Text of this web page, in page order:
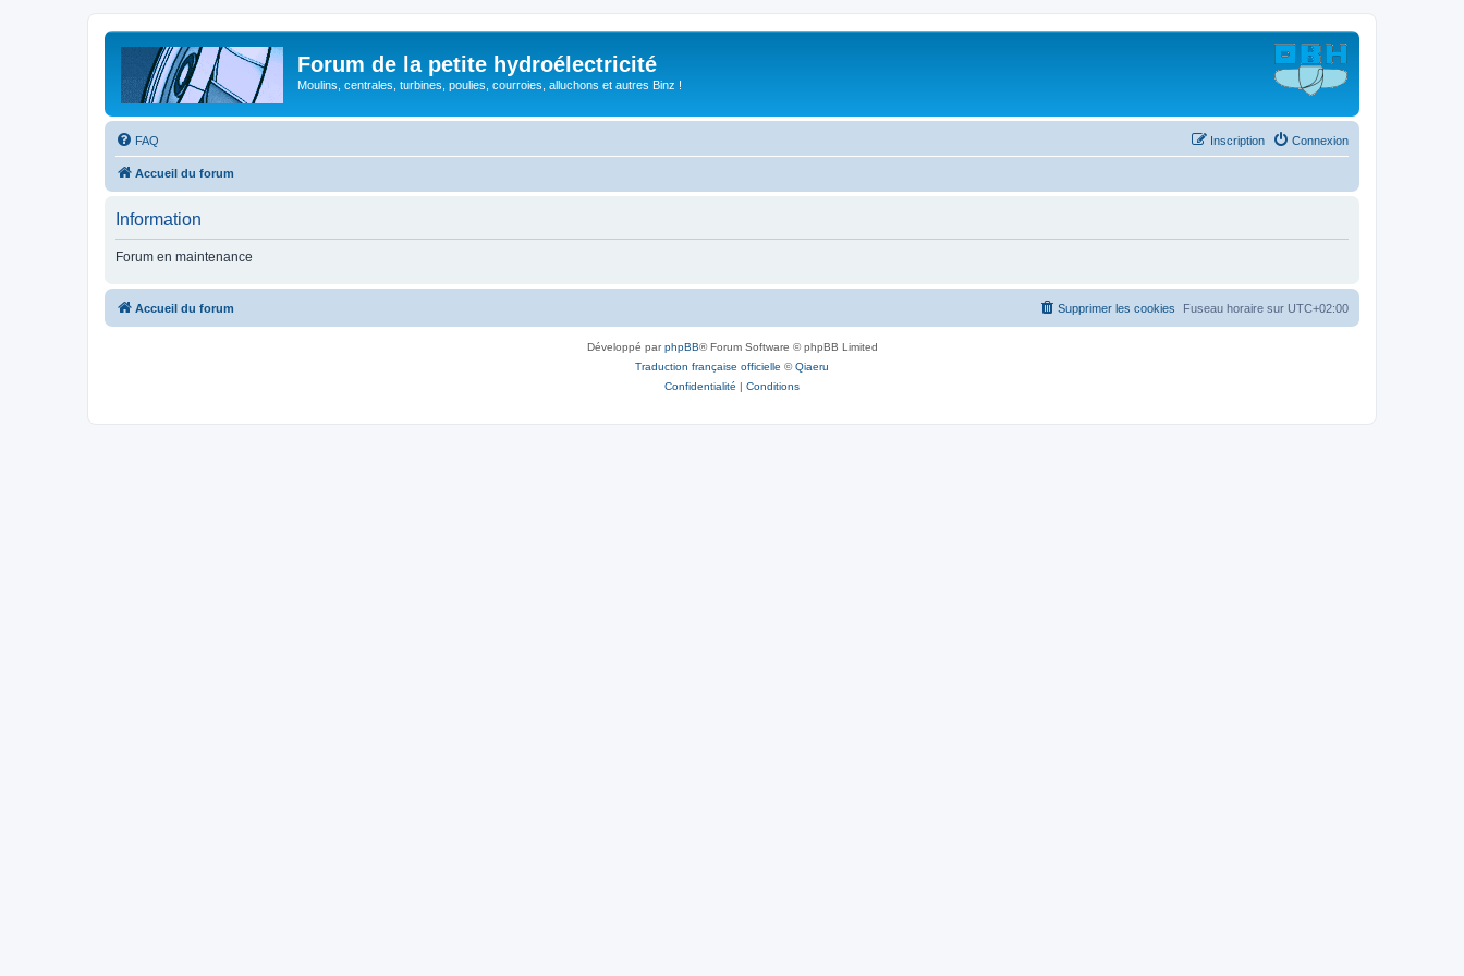
Forum de la petite hydroélectricité
Moulins, centrales, turbines, poulies, courroies, alluchons et autres Binz !
FAQ Connexion
Inscription
Accueil du forum
Information
Forum en maintenance
Accueil du forum Fuseau horaire sur UTC+02:00
Supprimer les cookies
Développé parphpBB® Forum Software © phpBB Limited
Traduction française officielle ©Qiaeru
Confidentialité | Conditions